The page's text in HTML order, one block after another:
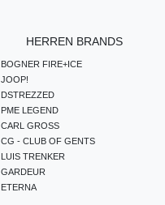
HERREN BRANDS
BOGNER FIRE+ICE
JOOP!
DSTREZZED
PME LEGEND
CARL GROSS
CG - CLUB OF GENTS
LUIS TRENKER
GARDEUR
ETERNA